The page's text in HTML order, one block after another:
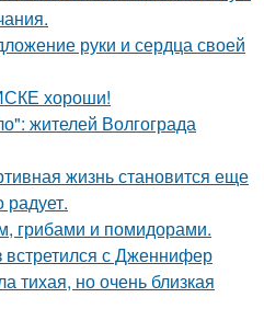
руки и сердца своей
хороши!
жителей Волгограда
жизнь становится еще
радует.
грибами и помидорами.
встретился с Дженнифер
тихая, но очень близкая